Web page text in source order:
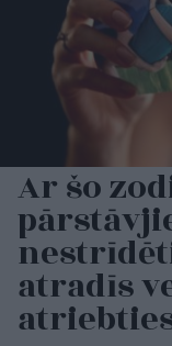
Ar šo
atradīs